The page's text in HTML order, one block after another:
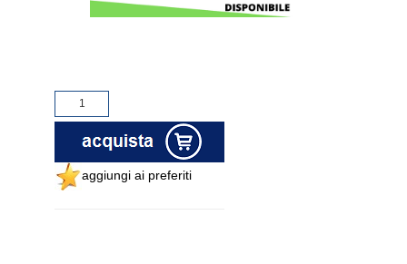
aggiungi ai preferiti